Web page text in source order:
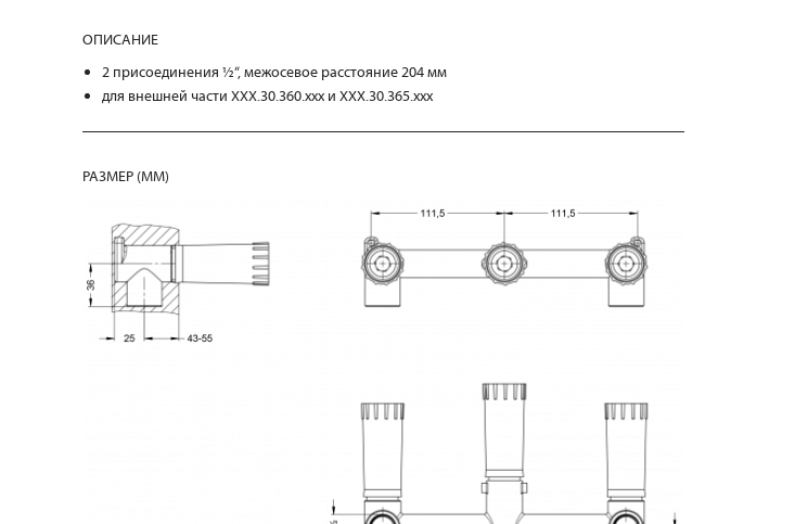
ОПИСАНИЕ
2 присоединения ½“, межосевое расстояние 204 мм
для внешней части XXX.30.360.xxx и XXX.30.365.xxx
РАЗМЕР (MM)